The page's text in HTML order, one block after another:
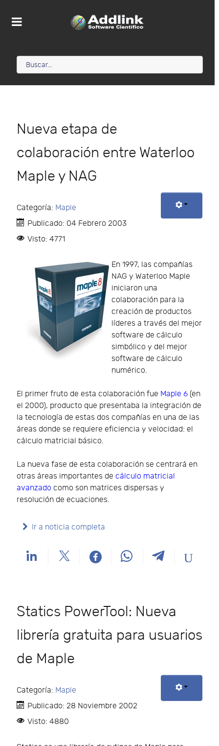
Nueva etapa de
colaboración entre Waterloo
Maple y NAG
Categoría: Maple
Publicado: 04 Febrero 2003
Visto: 4771
En 1997, las compañías
NAG y Waterloo Maple
iniciaron una
colaboración para la
creación de productos
líderes a través del mejor
software de cálculo
simbólico y del mejor
software de cálculo
numérico.
El primer fruto de esta colaboración fue Maple 6 (en
el 2000), producto que presentaba la integración de
la tecnología de estas dos compañías en una de las
áreas donde se requiere eficiencia y velocidad: el
cálculo matricial básico.
La nueva fase de esta colaboración se centrará en
otras áreas importantes de cálculo matricial
avanzado como son matrices dispersas y
resolución de ecuaciones.
Ir a noticia completa
Statics PowerTool: Nueva
librería gratuita para usuarios
de Maple
Categoría: Maple
Publicado: 28 Noviembre 2002
Visto: 4880